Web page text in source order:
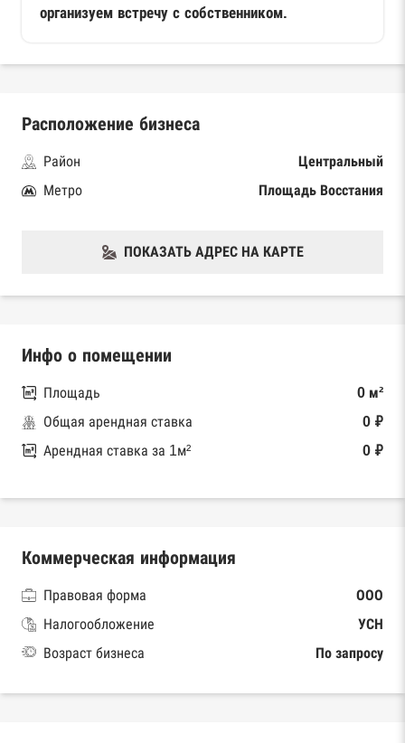
организуем встречу с собственником.
Расположение бизнеса
Район
Центральный
Метро
Площадь Восстания
ПОКАЗАТЬ АДРЕС НА КАРТЕ
Инфо о помещении
Площадь
0 м²
Общая арендная ставка
0 ₽
Арендная ставка за 1м²
0 ₽
Коммерческая информация
Правовая форма
ООО
Налогообложение
УСН
Возраст бизнеса
По запросу